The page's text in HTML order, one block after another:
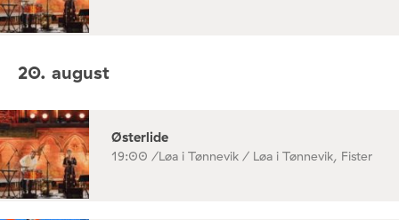
20. august
Østerlide
19:00 /Løa i Tønnevik / Løa i Tønnevik, Fister